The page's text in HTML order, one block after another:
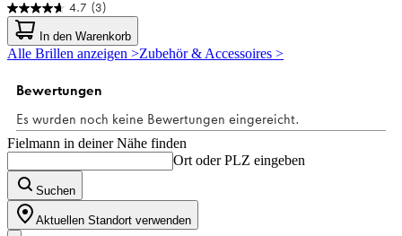
4.7 (3)
4.7
von
5
Sternen.
Bewertungen
In den Warenkorb
Alle Brillen anzeigen >Zubehör & Accessoires >
Fielmann in deiner Nähe finden
Ort oder PLZ eingeben
Suchen
Aktuellen Standort verwenden